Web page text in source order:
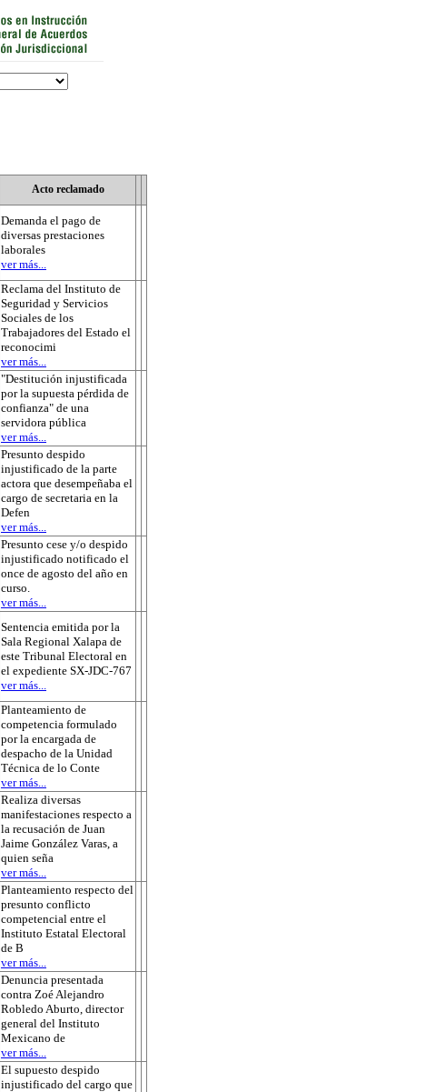
Acto reclamado
Demanda el pago de
diversas prestaciones
laborales
ver más...
Reclama del Instituto de
Seguridad y Servicios
Sociales de los
Trabajadores del Estado el
reconocimi
ver más...
"Destitución injustificada
por la supuesta pérdida de
confianza" de una
servidora pública
ver más...
Presunto despido
injustificado de la parte
actora que desempeñaba el
cargo de secretaria en la
Defen
ver más...
Presunto cese y/o despido
injustificado notificado el
once de agosto del año en
curso.
ver más...
Sentencia emitida por la
Sala Regional Xalapa de
este Tribunal Electoral en
el expediente SX-JDC-767
ver más...
Planteamiento de
competencia formulado
por la encargada de
despacho de la Unidad
Técnica de lo Conte
ver más...
Realiza diversas
manifestaciones respecto a
la recusación de Juan
Jaime González Varas, a
quien seña
ver más...
Planteamiento respecto del
presunto conflicto
competencial entre el
Instituto Estatal Electoral
de B
ver más...
Denuncia presentada
contra Zoé Alejandro
Robledo Aburto, director
general del Instituto
Mexicano de
ver más...
El supuesto despido
injustificado del cargo que